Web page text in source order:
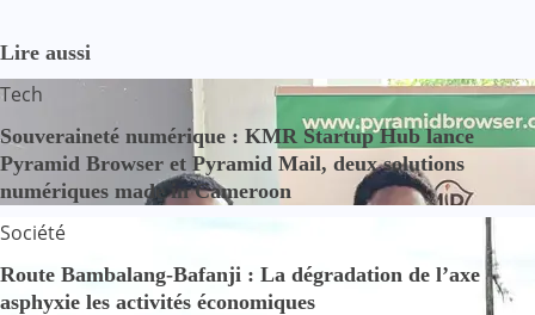
Lire aussi
Tech
Souveraineté numérique : KMR Startup Hub lance
Pyramid Browser et Pyramid Mail, deux solutions
numériques made in Cameroon
Société
Route Bambalang-Bafanji : La dégradation de l’axe
asphyxie les activités économiques